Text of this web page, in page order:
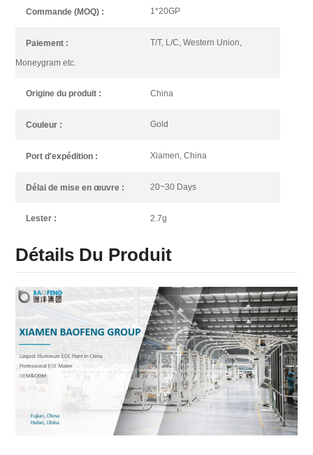
Commande (MOQ) : 1*20GP
Paiement : T/T, L/C, Western Union,
Moneygram etc.
Origine du produit : China
Couleur : Gold
Port d'expédition : Xiamen, China
Délai de mise en œuvre : 20~30 Days
Lester : 2.7g
Détails Du Produit